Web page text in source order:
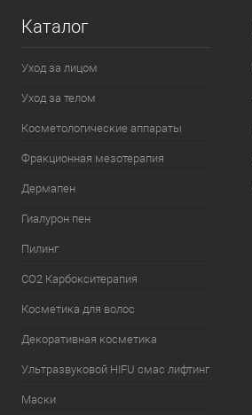
Каталог
Уход за лицом
Уход за телом
Косметологические аппараты
Фракционная мезотерапия
Дермапен
Гиалурон пен
Пилинг
CO2 Карбокситерапия
Косметика для волос
Декоративная косметика
Ультразвуковой HIFU смас лифтинг
Маски